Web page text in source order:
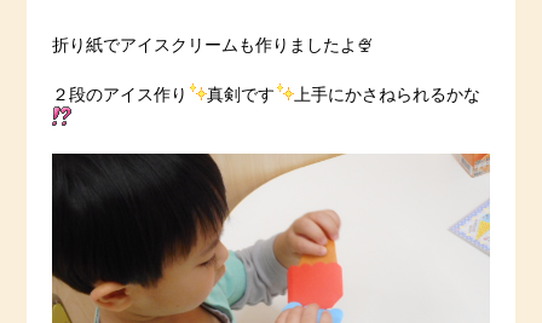
折り紙でアイスクリームも作りましたよ🍨
２段のアイス作り 真剣です 上手にかさねられるかな